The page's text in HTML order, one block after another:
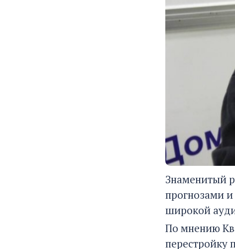
Знаменитый
прогнозами
широкой
По мнению
перестройку